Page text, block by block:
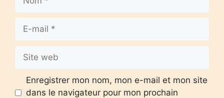
mail
web
Enregistrer mon nom, mon e-mail et mon site
dans le navigateur pour mon prochain